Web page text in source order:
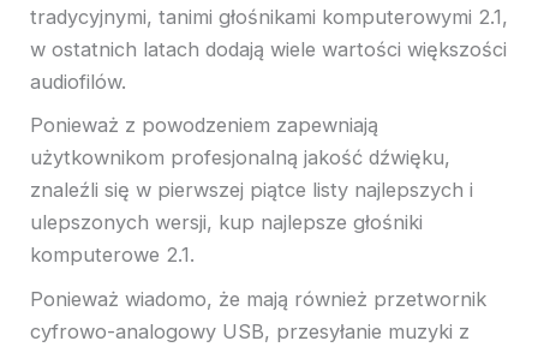
tradycyjnymi, tanimi głośnikami komputerowymi 2.1,
w ostatnich latach dodają wiele wartości większości
audiofilów.
Ponieważ z powodzeniem zapewniają
użytkownikom profesjonalną jakość dźwięku,
znaleźli się w pierwszej piątce listy najlepszych i
ulepszonych wersji, kup najlepsze głośniki
komputerowe 2.1.
Ponieważ wiadomo, że mają również przetwornik
cyfrowo-analogowy USB, przesyłanie muzyki z